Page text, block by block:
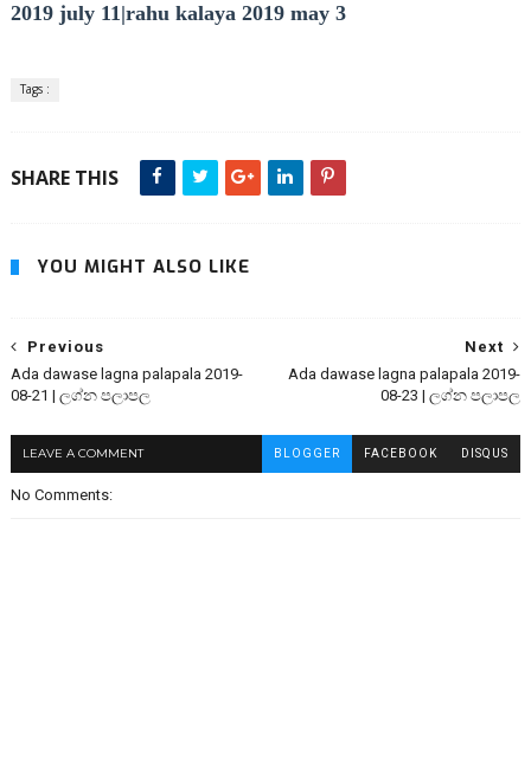
2019 july 11|rahu kalaya 2019 may 3
Tags :
SHARE THIS
YOU MIGHT ALSO LIKE
Next
Ada dawase lagna palapala 2019-
08-23 | ලග්න පලාපල
Previous
Ada dawase lagna palapala 2019-
08-21 | ලග්න පලාපල
LEAVE A COMMENT BLOGGER FACEBOOK DISQUS
No Comments: